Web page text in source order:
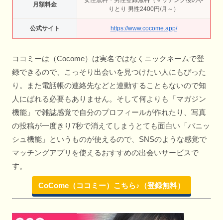
月額料金
りとり 男性2400円/月～）
公式サイト https://www.cocome.app/
ココミーは（Cocome）は実名ではなくニックネームで登
録できるので、こっそり出会いを見つけたい人にもぴった
り。また電話帳の連絡先などと連動することもないので知
人にばれる必要もありません。そして何よりも「マガジン
機能」で雑誌感覚で自分のプロフィールが作れたり、写真
の投稿が一度きり7秒で消えてしまうとても面白い「バニッ
シュ機能」というものが使えるので、SNSのような感覚で
マッチングアプリを使えるおすすめの出会いサービスで
す。
CoCome（ココミー）こちら♪（登録無料）